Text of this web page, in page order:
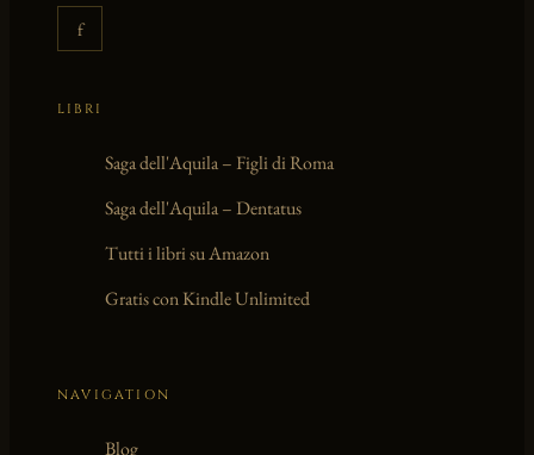
f
LIBRI
Saga dell'Aquila – Figli di Roma
Saga dell'Aquila – Dentatus
Tutti i libri su Amazon
Gratis con Kindle Unlimited
NAVIGATION
Blog